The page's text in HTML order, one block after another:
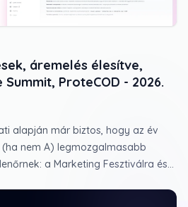
áremelés élesítve,
ProteCOD - 2026.
alapján már biztos, hogy az év
nem A) legmozgalmasabb
a Marketing Fesztiválra és
hogy idén ProteCOD néven